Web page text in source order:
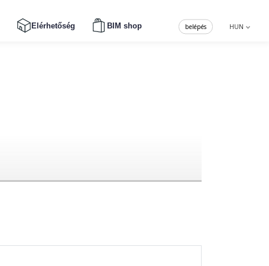
Elérhetőség BIM shop HUN
belépés